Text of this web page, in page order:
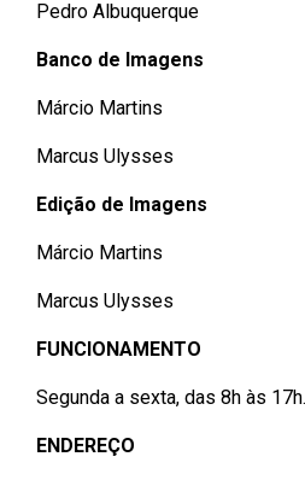
2ª Companhia de Polícia de
Guarda (2ª CPG)
Departamento de
Pedro Albuquerque
Banco de Imagens
Márcio Martins
Marcus Ulysses
Edição de Imagens
Márcio Martins
Marcus Ulysses
FUNCIONAMENTO
Segunda a sexta, das 8h às 17h.
ENDEREÇO